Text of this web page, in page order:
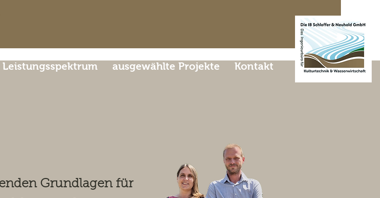
Leistungsspektrum ausgewählte Projekte Kontakt
Grundlagen für